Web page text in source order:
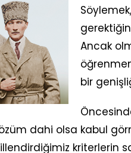
Ancak
bir
dahi olsa kabul
kriterlerin